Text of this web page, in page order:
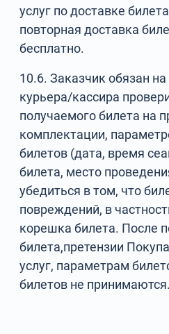
услуг по доставке
повторная доставка
бесплатно.
10.6. Заказчик обязан
курьера/кассира
получаемого билета на
комплектации,
билетов (дата, время
билета, место
убедиться в том, что
повреждений, в
корешка билета. После
билета,претензии
услуг, параметрам
билетов не принимаются.